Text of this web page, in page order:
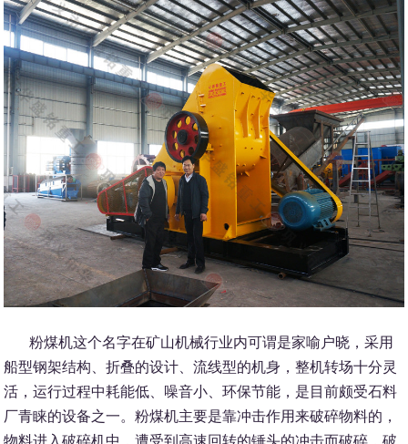
粉煤机这个名字在矿山机械行业内可谓是家喻户晓，采用
船型钢架结构、折叠的设计、流线型的机身，整机转场十分灵
活，运行过程中耗能低、噪音小、环保节能，是目前颇受石料
厂青睐的设备之一。粉煤机主要是靠冲击作用来破碎物料的，